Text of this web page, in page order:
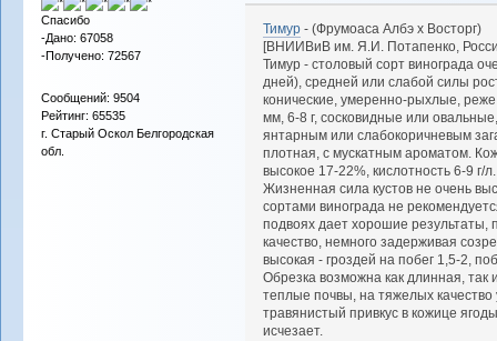
Спасибо
-Дано: 67058
-Получено: 72567
Сообщений: 9504
Рейтинг: 65535
г. Старый Оскол Белгородская
обл.
Тимур - (Фрумоаса Албэ x Восторг)
[ВНИИВиВ им. Я.И. Потапенко,
Тимур - столовый сорт винограда
дней), средней или слабой силы
конические, умеренно-рыхлые,
мм, 6-8 г, сосковидные или
янтарным или слабокоричневым
плотная, с мускатным ароматом.
высокое 17-22%, кислотность 6-9
Жизненная сила кустов не очень
сортами винограда не
подвоях дает хорошие результаты,
качество, немного задерживая
высокая - гроздей на побег 1,5-2,
Обрезка возможна как длинная, так
теплые почвы, на тяжелых
травянистый привкус в кожице
исчезает.